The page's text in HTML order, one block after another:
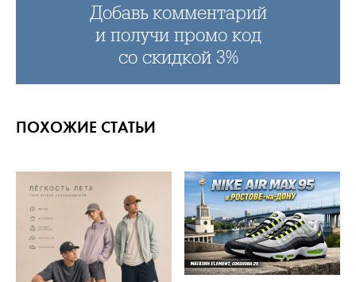
Добавь комментарий
и получи промо код
со скидкой 3%
ПОХОЖИЕ СТАТЬИ